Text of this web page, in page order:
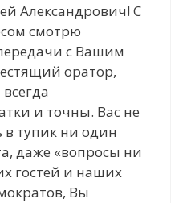
Александрович! С
смотрю
с Вашим
оратор,
и точны. Вас не
в тупик ни один
даже «вопросы ни
гостей и наших
Вы